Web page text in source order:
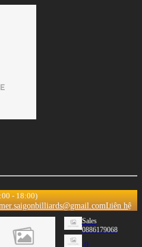
- 18:00)
Liên hệ
Sales
0886179068
0